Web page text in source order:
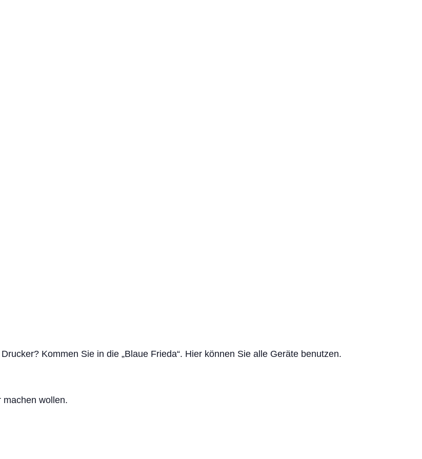
Kommen Sie in die „Blaue Frieda“. Hier können Sie alle Geräte benutzen.
machen wollen.